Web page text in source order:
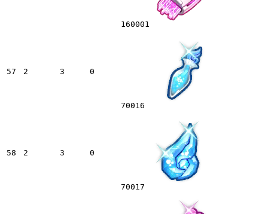
160001
57 2 3 0
70016
58 2 3 0
70017